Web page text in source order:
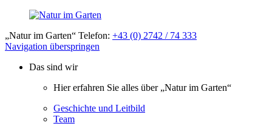
„Natur im Garten“ Telefon: +43 (0) 2742 / 74 333
Navigation überspringen
Das sind wir
Hier erfahren Sie alles über „Natur im Garten“
Geschichte und Leitbild
Team